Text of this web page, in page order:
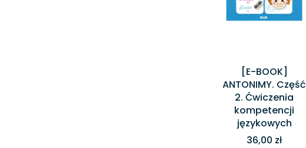
[E-BOOK]
ANTONIMY. Część
2. Ćwiczenia
kompetencji
językowych
36,00 zł